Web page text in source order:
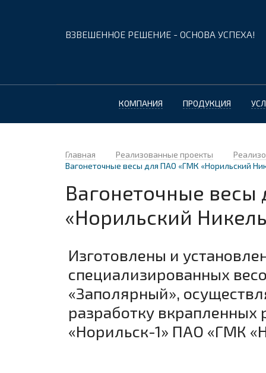
ВЗВЕШЕННОЕ РЕШЕНИЕ - ОСНОВА УСПЕХА!
КОМПАНИЯ ПРОДУКЦИЯ
Главная Реализованные проекты
Вагонеточные весы для ПАО «ГМК «Норильский
Вагонеточные
«Норильский
Изготовлены и
специализированных
«Заполярный»,
разработку
«Норильск-1» ПАО «ГМК